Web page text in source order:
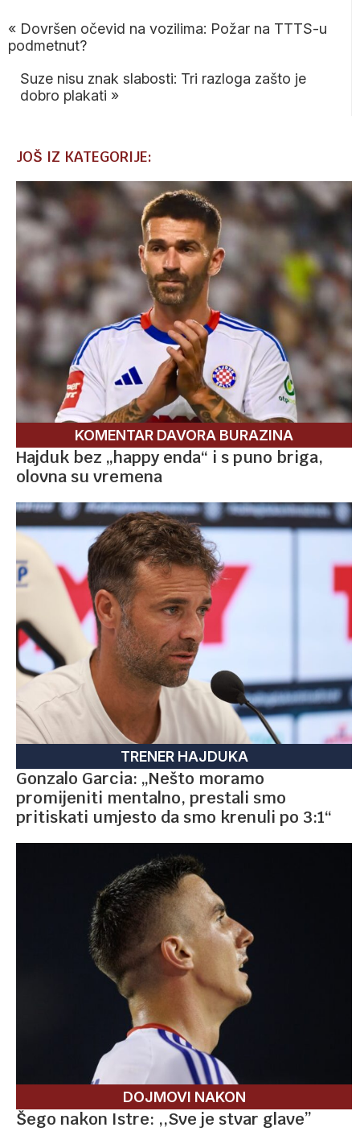
« Dovršen očevid na vozilima: Požar na TTTS-u
podmetnut?
Suze nisu znak slabosti: Tri razloga zašto je
dobro plakati »
JOŠ IZ KATEGORIJE:
KOMENTAR DAVORA BURAZINA
Hajduk bez „happy enda“ i s puno briga,
olovna su vremena
TRENER HAJDUKA
Gonzalo Garcia: „Nešto moramo
promijeniti mentalno, prestali smo
pritiskati umjesto da smo krenuli po 3:1“
DOJMOVI NAKON
Šego nakon Istre: ,,Sve je stvar glave”